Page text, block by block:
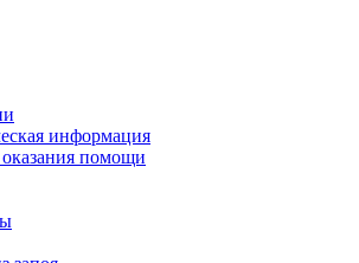
информация
помощи